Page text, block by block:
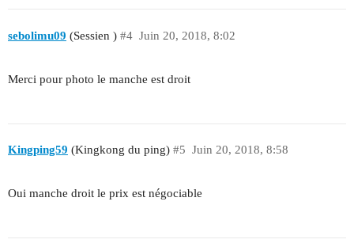
sebolimu09 (Sessien ) Juin 20, 2018, 8:02
#4
Merci pour photo le manche est droit
Kingping59 (Kingkong du ping) Juin 20, 2018, 8:58
#5
Oui manche droit le prix est négociable